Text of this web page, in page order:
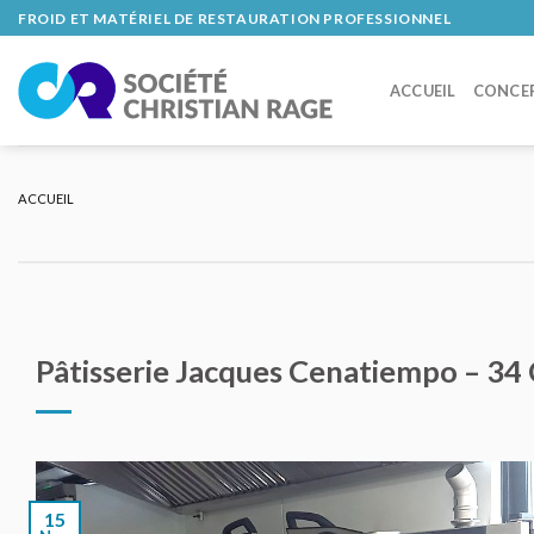
Skip
to
content
FROID ET MATÉRIEL DE RESTAURATION PROFESSIONNEL
ACCUEIL
ACCUEIL
Pâtisserie Jacques Cenatiempo – 34
15